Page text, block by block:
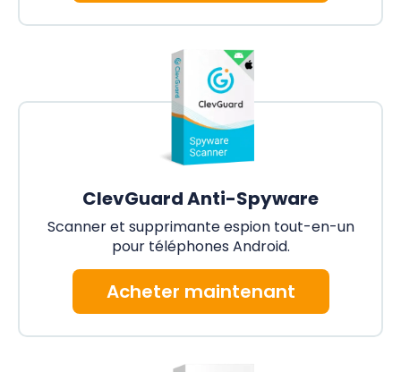
ClevGuard Anti-Spyware
Scanner et supprimante espion tout-en-un
pour téléphones Android.
Acheter maintenant